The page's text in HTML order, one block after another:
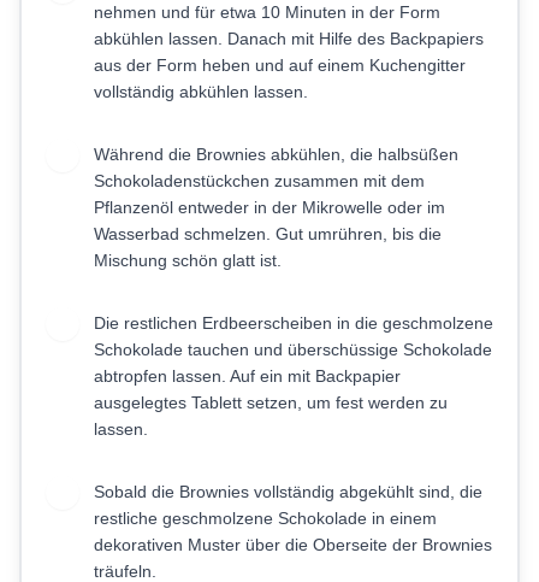
nehmen und für etwa 10 Minuten in der Form
abkühlen lassen. Danach mit Hilfe des Backpapiers
aus der Form heben und auf einem Kuchengitter
vollständig abkühlen lassen.
Während die Brownies abkühlen, die halbsüßen
Schokoladenstückchen zusammen mit dem
Pflanzenöl entweder in der Mikrowelle oder im
Wasserbad schmelzen. Gut umrühren, bis die
Mischung schön glatt ist.
Die restlichen Erdbeerscheiben in die geschmolzene
Schokolade tauchen und überschüssige Schokolade
abtropfen lassen. Auf ein mit Backpapier
ausgelegtes Tablett setzen, um fest werden zu
lassen.
Sobald die Brownies vollständig abgekühlt sind, die
restliche geschmolzene Schokolade in einem
dekorativen Muster über die Oberseite der Brownies
träufeln.